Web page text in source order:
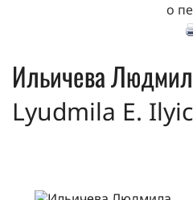
о
Ильичева
Lyudmila E.